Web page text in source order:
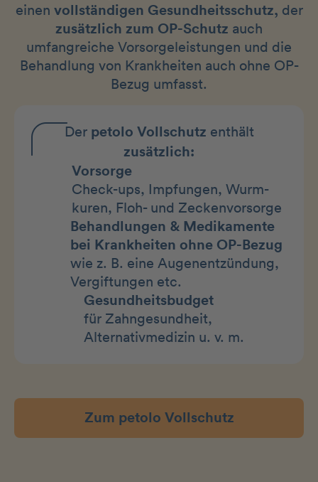
Der petolo Vollschutz enthält
zusätzlich:
Vorsorge
Check-ups, Impfungen, Wurm-
kuren, Floh- und Zeckenvorsorge
Behandlungen & Medikamente
bei Krankheiten ohne OP-Bezug
wie z. B. eine Augenentzündung,
Vergiftungen etc.
Gesundheitsbudget
für Zahngesundheit,
Alternativmedizin u. v. m.
einen vollständigen Gesundheits­schutz, der
zusätzlich zum OP-Schutz auch
umfangreiche Vorsorgeleistungen und die
Behandlung von Krankheiten auch ohne OP-
Bezug umfasst.
Zum petolo Vollschutz